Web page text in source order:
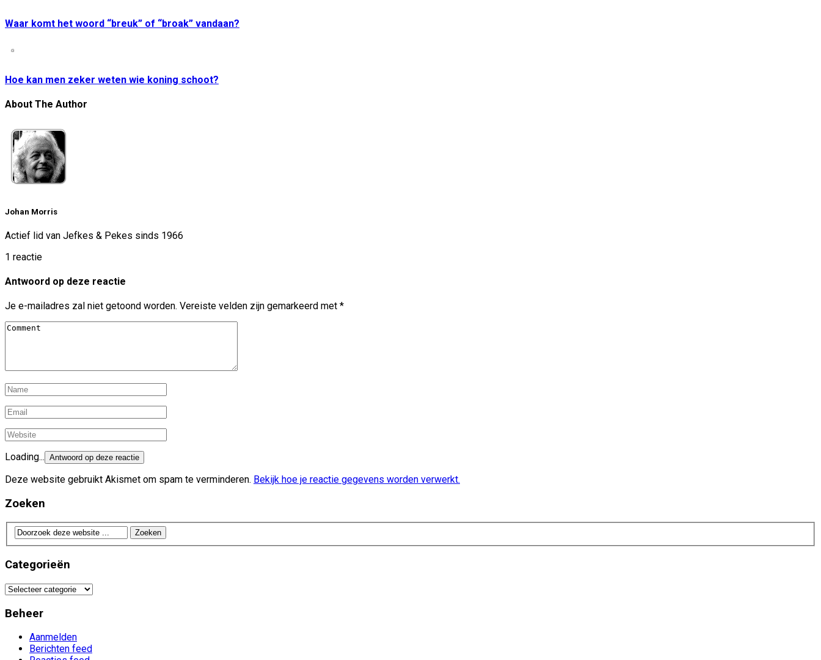
Waar komt het woord “breuk” of “broak” vandaan?
Hoe kan men zeker weten wie koning schoot?
About The Author
Johan Morris
Actief lid van Jefkes & Pekes sinds 1966
1 reactie
Antwoord op deze reactie
Je e-mailadres zal niet getoond worden. Vereiste velden zijn gemarkeerd met *
Loading...
Deze website gebruikt Akismet om spam te verminderen. Bekijk hoe je reactie gegevens worden verwerkt.
Zoeken
Categorieën
Categorieën
Beheer
Aanmelden
Berichten feed